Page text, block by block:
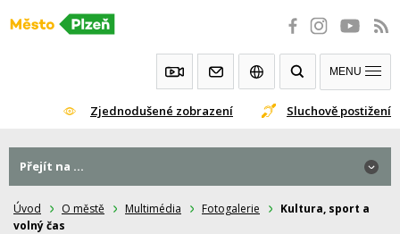
Přeskočit
Zjednodušené zobrazení Sluchově postižení
MENU
Úvod O městě Multimédia Fotogalerie
Kultura, sport a
volný čas
Přejít na ...